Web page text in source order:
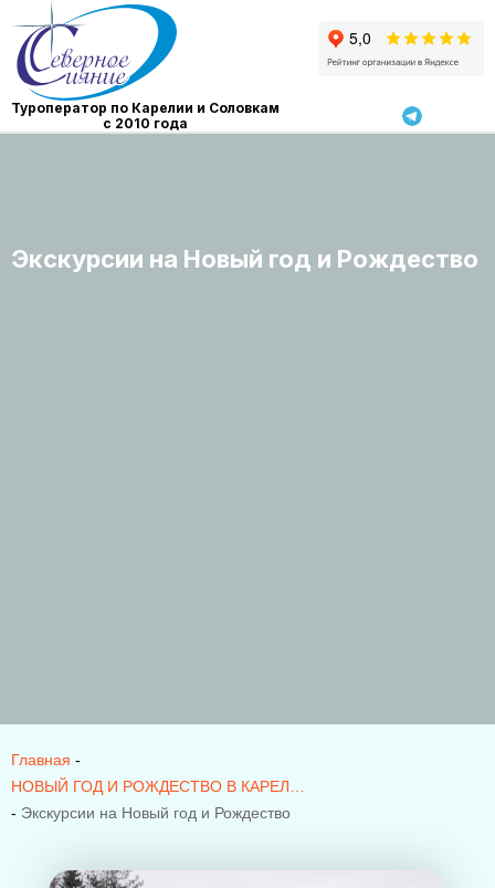
Туроператор по Карелии и Cоловкам
с 2010 года
Экскурсии на Новый год и Рождество
Главная -
- Экскурсии на Новый год и Рождество